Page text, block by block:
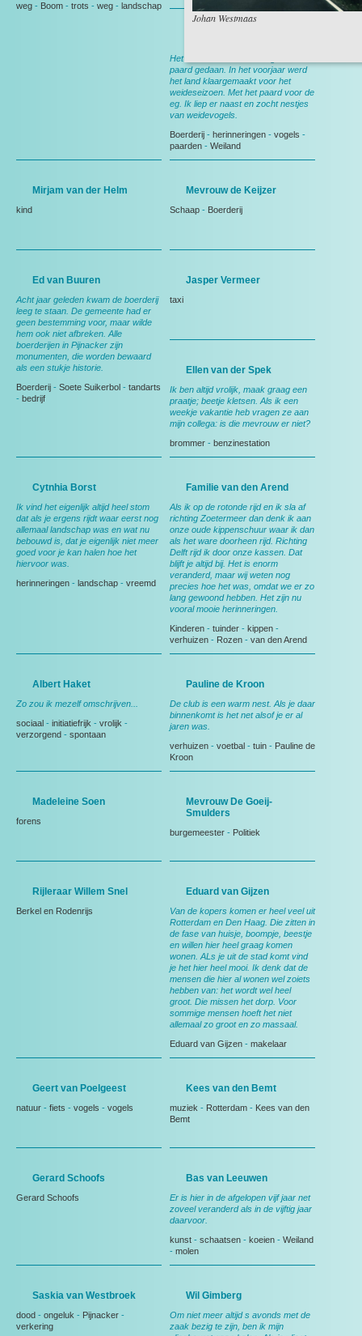
Johan Westmaas
weg - Boom - trots - weg - landschap
Het meeste werk werd nog met het
paard gedaan. In het voorjaar werd
het land klaargemaakt voor het
weideseizoen. Met het paard voor de
eg. Ik liep er naast en zocht nestjes
van weidevogels.
Boerderij - herinneringen - vogels -
paarden - Weiland
Mirjam van der Helm
kind
Mevrouw de Keijzer
Schaap - Boerderij
Ed van Buuren
Acht jaar geleden kwam de boerderij
leeg te staan. De gemeente had er
geen bestemming voor, maar wilde
hem ook niet afbreken. Alle
boerderijen in Pijnacker zijn
monumenten, die worden bewaard
als een stukje historie.
Boerderij - Soete Suikerbol - tandarts
- bedrijf
Jasper Vermeer
taxi
Ellen van der Spek
Ik ben altijd vrolijk, maak graag een
praatje; beetje kletsen. Als ik een
weekje vakantie heb vragen ze aan
mijn collega: is die mevrouw er niet?
brommer - benzinestation
Cytnhia Borst
Ik vind het eigenlijk altijd heel stom
dat als je ergens rijdt waar eerst nog
allemaal landschap was en wat nu
bebouwd is, dat je eigenlijk niet meer
goed voor je kan halen hoe het
hiervoor was.
herinneringen - landschap - vreemd
Familie van den Arend
Als ik op de rotonde rijd en ik sla af
richting Zoetermeer dan denk ik aan
onze oude kippenschuur waar ik dan
als het ware doorheen rijd. Richting
Delft rijd ik door onze kassen. Dat
blijft je altijd bij. Het is enorm
veranderd, maar wij weten nog
precies hoe het was, omdat we er zo
lang gewoond hebben. Het zijn nu
vooral mooie herinneringen.
Kinderen - tuinder - kippen -
verhuizen - Rozen - van den Arend
Albert Haket
Zo zou ik mezelf omschrijven...
sociaal - initiatiefrijk - vrolijk -
verzorgend - spontaan
Pauline de Kroon
De club is een warm nest. Als je daar
binnenkomt is het net alsof je er al
jaren was.
verhuizen - voetbal - tuin - Pauline de
Kroon
Madeleine Soen
forens
Mevrouw De Goeij-
Smulders
burgemeester - Politiek
Rijleraar Willem Snel
Berkel en Rodenrijs
Eduard van Gijzen
Van de kopers komen er heel veel uit
Rotterdam en Den Haag. Die zitten in
de fase van huisje, boompje, beestje
en willen hier heel graag komen
wonen. ALs je uit de stad komt vind
je het hier heel mooi. Ik denk dat de
mensen die hier al wonen wel zoiets
hebben van: het wordt wel heel
groot. Die missen het dorp. Voor
sommige mensen hoeft het niet
allemaal zo groot en zo massaal.
Eduard van Gijzen - makelaar
Geert van Poelgeest
natuur - fiets - vogels - vogels
Kees van den Bemt
muziek - Rotterdam - Kees van den
Bemt
Gerard Schoofs
Gerard Schoofs
Bas van Leeuwen
Er is hier in de afgelopen vijf jaar net
zoveel veranderd als in de vijftig jaar
daarvoor.
kunst - schaatsen - koeien - Weiland
- molen
Saskia van Westbroek
dood - ongeluk - Pijnacker -
verkering
Wil Gimberg
Om niet meer altijd s avonds met de
zaak bezig te zijn, ben ik mijn